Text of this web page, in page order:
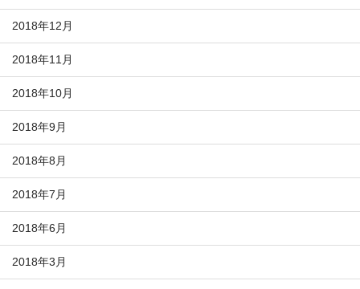
2018年12月
2018年11月
2018年10月
2018年9月
2018年8月
2018年7月
2018年6月
2018年3月